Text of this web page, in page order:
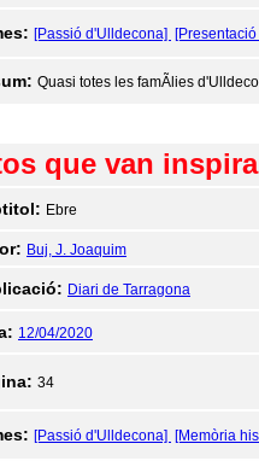
[Passió d'Ulldecona]
Quasi totes les famÃ­lies
que van
Ebre
Buj, J. Joaquim
Diari de Tarragona
12/04/2020
34
[Passió d'Ulldecona] [Memòria